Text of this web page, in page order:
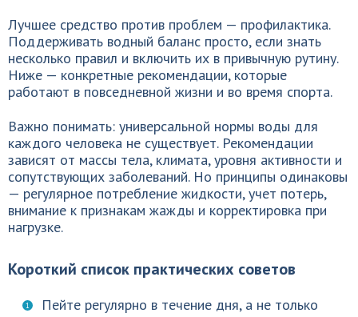
Лучшее средство против проблем — профилактика.
Поддерживать водный баланс просто, если знать
несколько правил и включить их в привычную рутину.
Ниже — конкретные рекомендации, которые
работают в повседневной жизни и во время спорта.
Важно понимать: универсальной нормы воды для
каждого человека не существует. Рекомендации
зависят от массы тела, климата, уровня активности и
сопутствующих заболеваний. Но принципы одинаковы
— регулярное потребление жидкости, учет потерь,
внимание к признакам жажды и корректировка при
нагрузке.
Короткий список практических советов
Пейте регулярно в течение дня, а не только